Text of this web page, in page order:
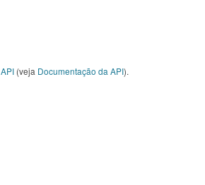
API (veja Documentação da API).